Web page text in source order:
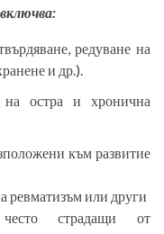
редуване на
и др.).
остра и хронична
към развитие
ревматизъм или други
често страдащи от